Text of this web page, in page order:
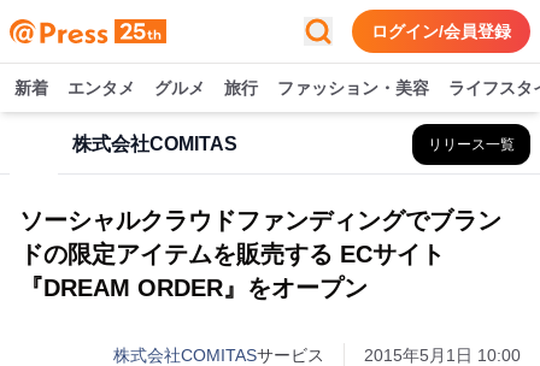
ログイン/会員登録
新着 エンタメ グルメ 旅行 ファッション・美容 ライフスタ
株式会社COMITAS リリース一覧
ソーシャルクラウドファンディングでブラン
ドの限定アイテムを販売する ECサイト
『DREAM ORDER』をオープン
株式会社COMITASサービス 2015年5月1日 10:00